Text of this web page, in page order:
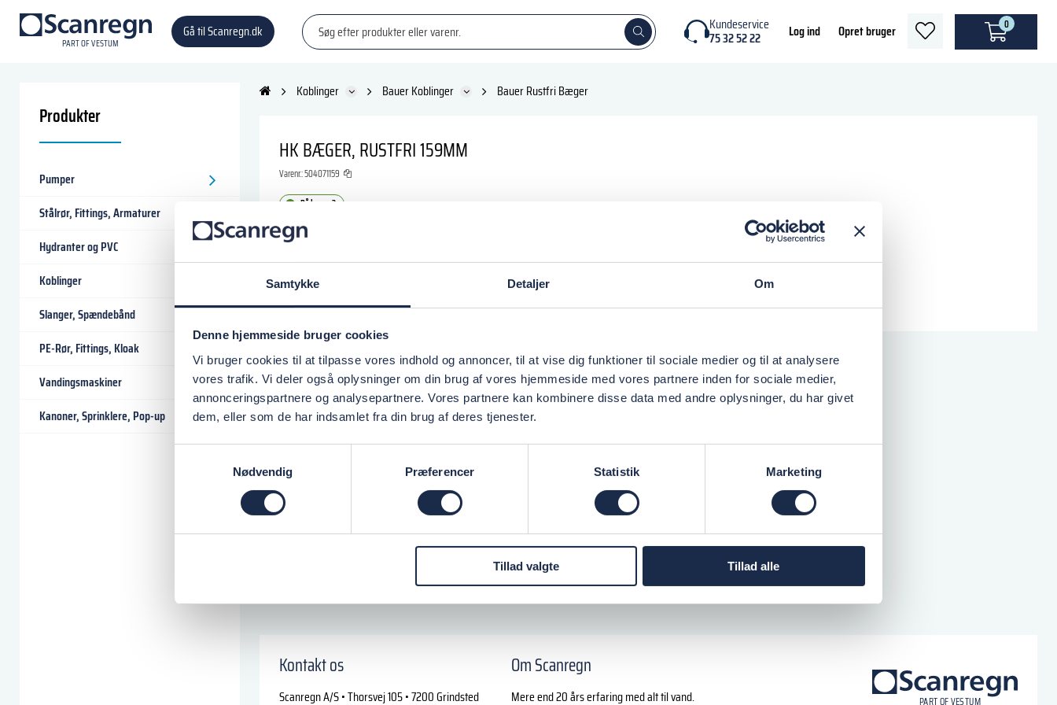
Samtykke Detaljer Om
Denne hjemmeside bruger cookies
Vi bruger cookies til at tilpasse vores indhold og annoncer, til at vise dig funktioner til sociale medier og til at analysere
vores trafik. Vi deler også oplysninger om din brug af vores hjemmeside med vores partnere inden for sociale medier,
annonceringspartnere og analysepartnere. Vores partnere kan kombinere disse data med andre oplysninger, du har givet
dem, eller som de har indsamlet fra din brug af deres tjenester.
Nødvendig
Præferencer Statistik Marketing
Tillad valgte Tillad alle
PARTOF VESTUM
Gå til Scanregn.dk Kundeservice
75 32 52 22 Log ind Opret bruger
heart
0
Produkter
Pumper
Stålrør, Fittings, Armaturer
Hydranter og PVC
Koblinger
Slanger, Spændebånd
PE-Rør, Fittings, Kloak
Vandingsmaskiner
Kanoner, Sprinklere, Pop-up
Koblinger Bauer Koblinger Bauer Rustfri Bæger
HK BÆGER, RUSTFRI 159MM
Varenr.:504071159
På lager: 3
1.587,50 DKK
Kontakt os
Scanregn A/S • Thorsvej 105 • 7200 Grindsted
Om Scanregn
Mere end 20 års erfaring med alt til vand.
PARTOF VESTUM
logo